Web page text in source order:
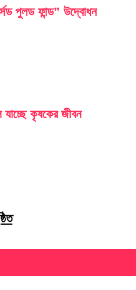
পুলড ফান্ড” উদ্বোধন
যাচ্ছে কৃষকের জীবন